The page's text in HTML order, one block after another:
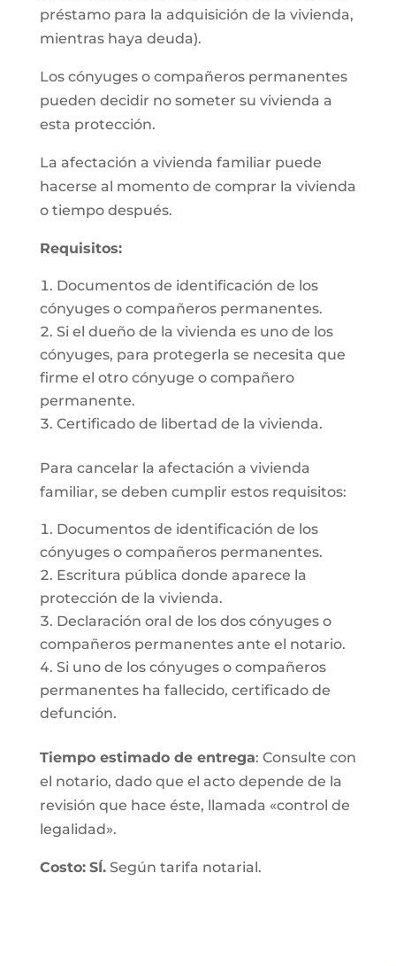
préstamo para la adquisición de la vivienda,
mientras haya deuda).
Los cónyuges o compañeros permanentes
pueden decidir no someter su vivienda a
esta protección.
La afectación a vivienda familiar puede
hacerse al momento de comprar la vivienda
o tiempo después.
Requisitos:
Documentos de identificación de los
cónyuges o compañeros permanentes.
Si el dueño de la vivienda es uno de los
cónyuges, para protegerla se necesita que
firme el otro cónyuge o compañero
permanente.
Certificado de libertad de la vivienda.
Para cancelar la afectación a vivienda
familiar, se deben cumplir estos requisitos:
Documentos de identificación de los
cónyuges o compañeros permanentes.
Escritura pública donde aparece la
protección de la vivienda.
Declaración oral de los dos cónyuges o
compañeros permanentes ante el notario.
Si uno de los cónyuges o compañeros
permanentes ha fallecido, certificado de
defunción.
Tiempo estimado de entrega: Consulte con
el notario, dado que el acto depende de la
revisión que hace éste, llamada «control de
legalidad».
Costo: SÍ.Según tarifa notarial.